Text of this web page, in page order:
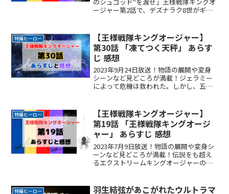
ージャー第2話で、デズナラク8世がギラ
飛び出しましたね。ここでは伝説のシュ
ゴッドについて思いReadMore...
特撮ヒーロー
【王様戦隊キングオージャー】
第30話 「凍てつく天秤」 あらす
じ 感想
2023年9月24日放送！物語の展開や変身
シーンなど見どころが満載！ジェラミー
によって危機は救われた。しかし、五人
とヒメノ。二人の因縁の事件「神の怒
り」の真相が明かされReadMore...
特撮ヒーロー
【王様戦隊キングオージャー】
第19話 「王様戦隊キングオージ
ャー」 あらすじ 感想
2023年7月9日放送！物語の展開や変身シ
ーンなど見どころが満載！伝説をも超え
るエクストリームキングオージャーの力
ってシュゴッダムは占拠されてしまいま
特撮ヒーロー
羽生結弦があこがれたウルトラマ